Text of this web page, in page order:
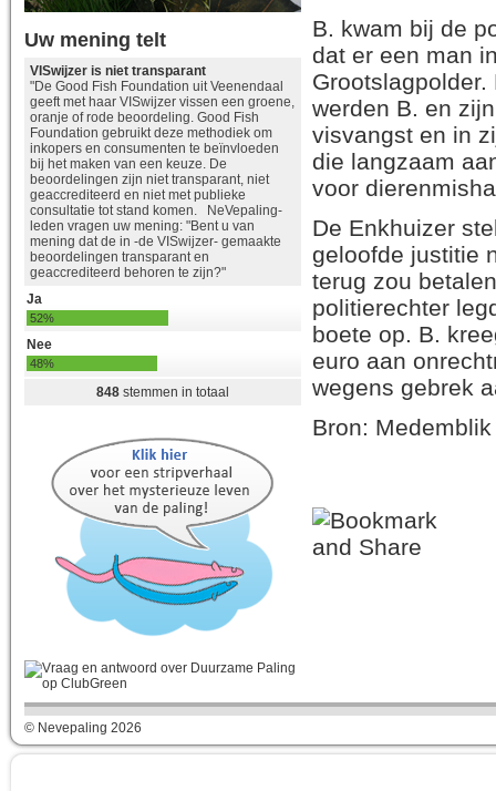
Uw mening telt
VISwijzer is niet transparant
"De Good Fish Foundation uit Veenendaal
geeft met haar VISwijzer vissen een groene,
oranje of rode beoordeling. Good Fish
Foundation gebruikt deze methodiek om
inkopers en consumenten te beïnvloeden
bij het maken van een keuze. De
beoordelingen zijn niet transparant, niet
geaccrediteerd en niet met publieke
consultatie tot stand komen. NeVepaling-
leden vragen uw mening: "Bent u van
mening dat de in -de VISwijzer- gemaakte
beoordelingen transparant en
geaccrediteerd behoren te zijn?"
Ja
52%
Nee
48%
848 stemmen in totaal
B. kwam bij de
dat er een man
werden B. en
visvangst en in
die langzaam
voor
De Enkhuizer
geloofde justitie
terug zou
politierechter
boete op. B.
euro aan
wegens gebrek
Bron:
© Nevepaling 2026